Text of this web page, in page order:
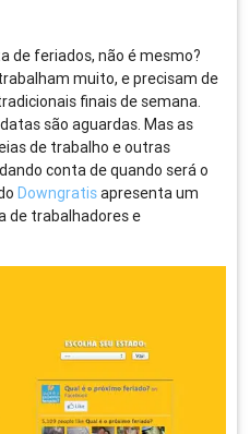
de feriados, não é mesmo?
muito, e precisam de
finais de semana.
são aguardas. Mas as
de trabalho e outras
conta de quando será o
Downgratisapresenta um
de trabalhadores e